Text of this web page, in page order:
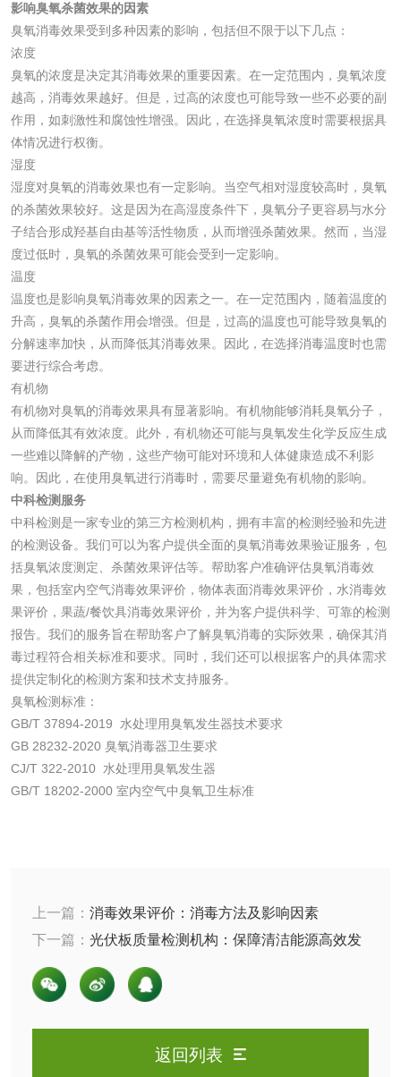
影响臭氧杀菌效果的因素
臭氧消毒效果受到多种因素的影响，包括但不限于以下几点：
浓度
臭氧的浓度是决定其消毒效果的重要因素。在一定范围内，臭氧浓度
越高，消毒效果越好。但是，过高的浓度也可能导致一些不必要的副
作用，如刺激性和腐蚀性增强。因此，在选择臭氧浓度时需要根据具
体情况进行权衡。
湿度
湿度对臭氧的消毒效果也有一定影响。当空气相对湿度较高时，臭氧
的杀菌效果较好。这是因为在高湿度条件下，臭氧分子更容易与水分
子结合形成羟基自由基等活性物质，从而增强杀菌效果。然而，当湿
度过低时，臭氧的杀菌效果可能会受到一定影响。
温度
温度也是影响臭氧消毒效果的因素之一。在一定范围内，随着温度的
升高，臭氧的杀菌作用会增强。但是，过高的温度也可能导致臭氧的
分解速率加快，从而降低其消毒效果。因此，在选择消毒温度时也需
要进行综合考虑。
有机物
有机物对臭氧的消毒效果具有显著影响。有机物能够消耗臭氧分子，
从而降低其有效浓度。此外，有机物还可能与臭氧发生化学反应生成
一些难以降解的产物，这些产物可能对环境和人体健康造成不利影
响。因此，在使用臭氧进行消毒时，需要尽量避免有机物的影响。
中科检测服务
中科检测是一家专业的第三方检测机构，拥有丰富的检测经验和先进
的检测设备。我们可以为客户提供全面的臭氧消毒效果验证服务，包
括臭氧浓度测定、杀菌效果评估等。帮助客户准确评估臭氧消毒效
果，包括室内空气消毒效果评价，物体表面消毒效果评价，水消毒效
果评价，果蔬/餐饮具消毒效果评价，并为客户提供科学、可靠的检测
报告。我们的服务旨在帮助客户了解臭氧消毒的实际效果，确保其消
毒过程符合相关标准和要求。同时，我们还可以根据客户的具体需求
提供定制化的检测方案和技术支持服务。
臭氧检测标准：
GB/T 37894-2019 水处理用臭氧发生器技术要求
GB 28232-2020 臭氧消毒器卫生要求
CJ/T 322-2010 水处理用臭氧发生器
GB/T 18202-2000 室内空气中臭氧卫生标准
上一篇： 消毒效果评价：消毒方法及影响因素
下一篇： 光伏板质量检测机构：保障清洁能源高效发
展的关键力量
返回列表
乳酸钠检测 消泡剂检测
化工原料检测 化学品检测
工业用氯化铵检测
颜料油墨
油墨检测 凹版油墨和柔印油
玻璃画颜料检测 儿童水粉画颜料检
测
油品
油品检测 润滑油检测
生物柴油检测 生物质燃料检测
齿轮油检测
食品包装材料检测 餐具检测
食品包装用阻隔塑
食品蒸煮复合膜、